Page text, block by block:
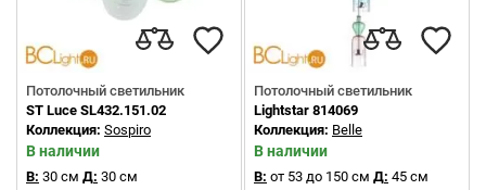
Потолочный светильник
ST Luce SL432.151.02
Коллекция: Sospiro
В наличии
В: 30 см Д: 30 см
Потолочный светильник
Lightstar 814069
Коллекция: Belle
В наличии
В: от 53 до 150 см Д: 45 см